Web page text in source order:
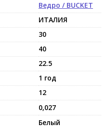
Ведро / BUCKET
ИТАЛИЯ
30
40
22.5
1 год
12
0,027
Белый